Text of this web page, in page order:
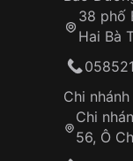
38 phố
Hai Bà
Chi
Chi
56, Ô